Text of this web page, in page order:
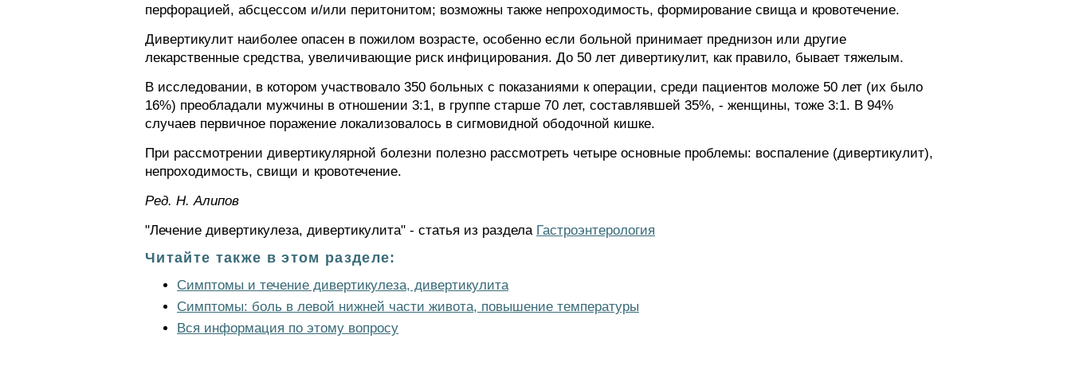
перфорацией, абсцессом и/или перитонитом; возможны также непроходимость, формирование свища и кровотечение.
Дивертикулит наиболее опасен в пожилом возрасте, особенно если больной принимает преднизон или другие
лекарственные средства, увеличивающие риск инфицирования. До 50 лет дивертикулит, как правило, бывает тяжелым.
В исследовании, в котором участвовало 350 больных с показаниями к операции, среди пациентов моложе 50 лет (их было
16%) преобладали мужчины в отношении 3:1, в группе старше 70 лет, составлявшей 35%, - женщины, тоже 3:1. В 94%
случаев первичное поражение локализовалось в сигмовидной ободочной кишке.
При рассмотрении дивертикулярной болезни полезно рассмотреть четыре основные проблемы: воспаление (дивертикулит),
непроходимость, свищи и кровотечение.
Ред. Н. Алипов
"Лечение дивертикулеза, дивертикулита" - статья из раздела Гастроэнтерология
Читайте также в этом разделе:
Симптомы и течение дивертикулеза, дивертикулита
Симптомы: боль в левой нижней части живота, повышение температуры
Вся информация по этому вопросу